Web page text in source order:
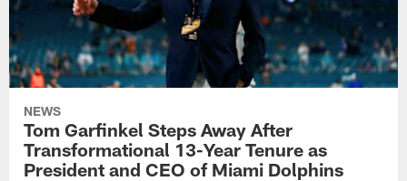
NEWS
Tom Garfinkel Steps Away After
Transformational 13-Year Tenure as
President and CEO of Miami Dolphins